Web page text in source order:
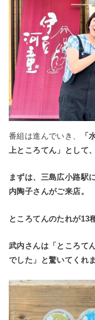
番組は進んでいき、
「
上ところてん」として
まずは、三島広小路駅
内陶子さんがご来店。
ところてんのたれが13
武内さんは「ところて
でした」と驚いてくれ